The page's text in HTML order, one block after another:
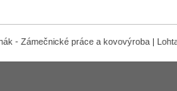
- Zámečnické práce a kovovýroba |